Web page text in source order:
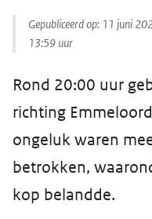
Gepubliceerd op: 11 juni
13:59 uur
Rond 20:00 uur
richting
ongeluk waren
betrokken,
kop belandde.